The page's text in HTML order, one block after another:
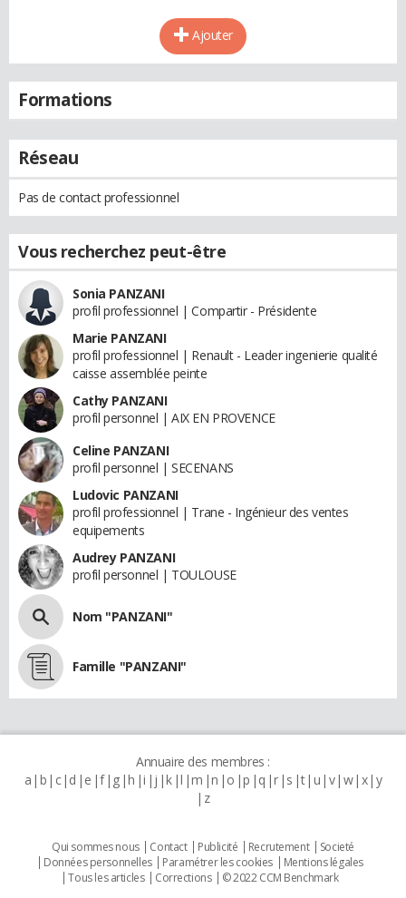
Ajouter
Formations
Réseau
Pas de contact professionnel
Vous recherchez peut-être
Sonia PANZANI
profil professionnel | Compartir - Présidente
Marie PANZANI
profil professionnel | Renault - Leader ingenierie qualité
caisse assemblée peinte
Cathy PANZANI
profil personnel | AIX EN PROVENCE
Celine PANZANI
profil personnel | SECENANS
Ludovic PANZANI
profil professionnel | Trane - Ingénieur des ventes
equipements
Audrey PANZANI
profil personnel | TOULOUSE
Nom "PANZANI"
Famille "PANZANI"
Annuaire des membres :
a b c d e f g h i j k l m n o p q r s t u v w x y
z
Qui sommes nous Contact Publicité Recrutement
Societé
Données personnelles
Paramétrer les cookies
Mentions légales
Tous les articles
Corrections © 2022 CCM Benchmark